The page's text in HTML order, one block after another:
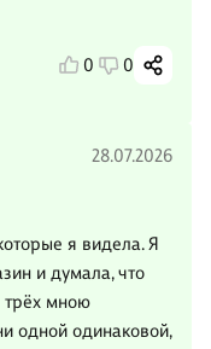
0 0
28.07.2026
я видела. Я
и думала, что
трёх мною
одной одинаковой,